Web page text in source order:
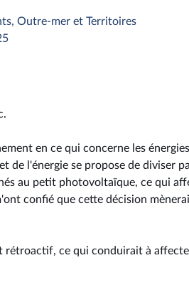
Outre-mer et Territoires
en ce qui concerne les
de l'énergie se propose de diviser
au petit photovoltaïque, ce qui
confié que cette décision
rétroactif, ce qui conduirait à